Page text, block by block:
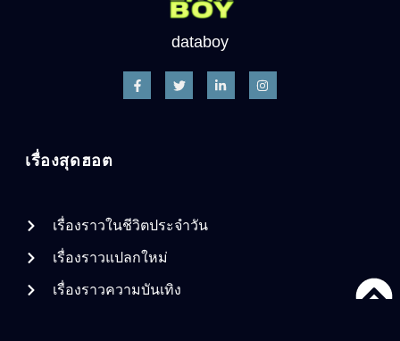
databoy
เรื่องสุดฮอต
เรื่องราวในชีวิตประจำวัน
เรื่องราวแปลกใหม่
เรื่องราวความบันเทิง